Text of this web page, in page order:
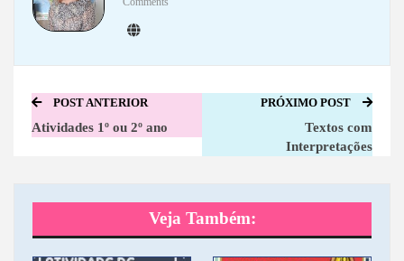
POST ANTERIOR
Atividades 1º ou 2º ano
PRÓXIMO POST
Textos com
Interpretações
Veja Também: